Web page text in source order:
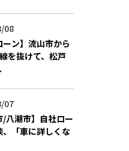
08
ーン】流山市から
を抜けて、松戸
07
/八潮市】自社ロー
、「車に詳しくな